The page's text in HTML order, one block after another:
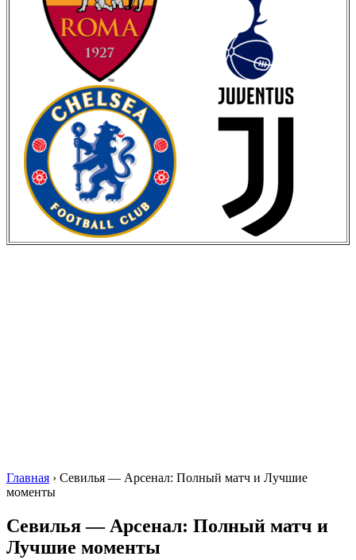
Главная › Севилья — Арсенал: Полный матч и Лучшие
моменты
Севилья — Арсенал: Полный матч и
Лучшие моменты